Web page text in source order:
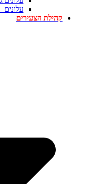
עלונים
קהילת הצעירים